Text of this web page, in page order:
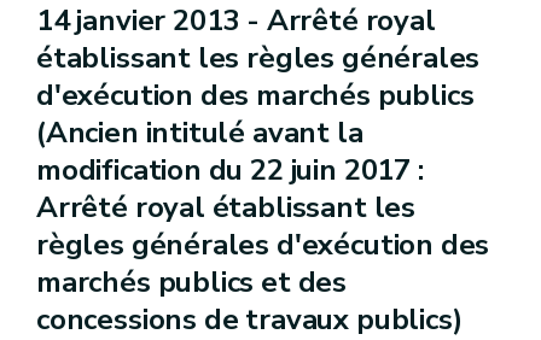
14 janvier 2013 - Arrêté royal
établissant les règles générales
d'exécution des marchés publics
(Ancien intitulé avant la
modification du 22 juin 2017 :
Arrêté royal établissant les
règles générales d'exécution des
marchés publics et des
concessions de travaux publics)